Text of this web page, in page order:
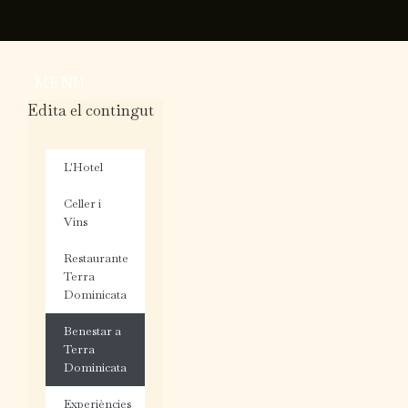
Edita el contingut
L'Hotel
Celler i
Vins
Restaurante
Terra
Dominicata
Benestar a
Terra
Dominicata
Experiències